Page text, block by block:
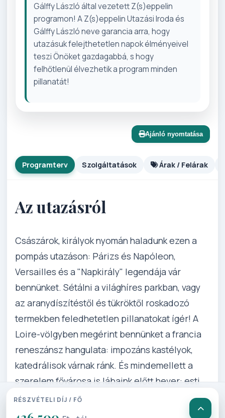
Gálffy László által vezetett Z(s)eppelin
programon! A Z(s)eppelin Utazási Iroda és
Gálffy László neve garancia arra, hogy
utazásuk felejthetetlen napok élményeivel
teszi Önöket gazdagabbá, s hogy
felhőtlenül élvezhetik a program minden
pillanatát!
Ajánló nyomtatása
Programterv Szolgáltatások Árak / Felárak
Az utazásról
Császárok, királyok nyomán haladunk ezen a
pompás utazáson: Párizs és Napóleon,
Versailles és a "Napkirály" legendája vár
bennünket. Sétálni a világhíres parkban, vagy
az aranydíszítéstől és tükröktől roskadozó
termekben feledhetetlen pillanatokat ígér! A
Loire-völgyben megérint bennünket a francia
reneszánsz hangulata: impozáns kastélyok,
katedrálisok várnak ránk. És mindemellett a
szerelem fővárosa is lábaink előtt hever: esti
sétahajózásunk a Szajnán mindent megmutat,
amit Párizsban látni kell! Párizs megér egy
RÉSZVÉTELI DÍJ / FŐ